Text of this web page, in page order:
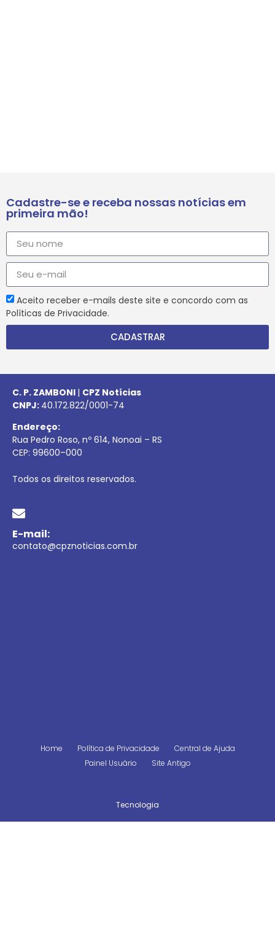
Cadastre-se e receba nossas notícias em
primeira mão!
Aceito receber e-mails deste site e concordo com as
Políticas de Privacidade.
CADASTRAR
C. P. ZAMBONI | CPZ Notícias
CNPJ: 40.172.822/0001-74
Endereço:
Rua Pedro Roso, nº 614, Nonoai – RS
CEP: 99600–000
Todos os direitos reservados.
E-mail:
contato@cpznoticias.com.br
Home Política de Privacidade
Central de Ajuda
Painel Usuário
Site Antigo
Tecnologia